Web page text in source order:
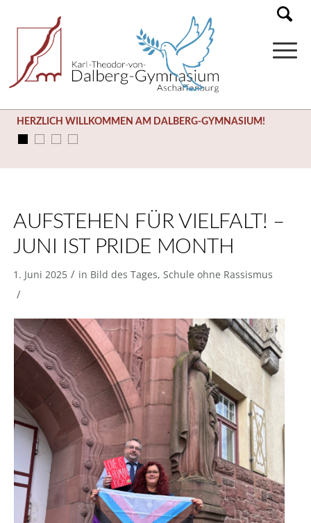
HERZLICH WILLKOMMEN AM DALBERG-GYMNASIUM!
AUFSTEHEN FÜR VIELFALT! –
JUNI IST PRIDE MONTH
1. Juni 2025 / in Bild des Tages, Schule ohne Rassismus
/